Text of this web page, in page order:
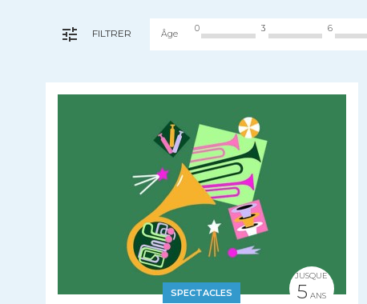
FILTRER Âge
0 3 6
SPECTACLES
JUSQUE
5 ANS